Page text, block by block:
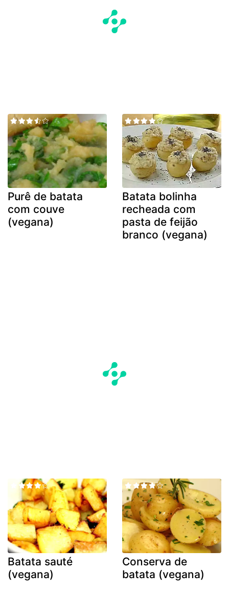
Purê de batata
com couve
(vegana)
Batata bolinha
recheada com
pasta de feijão
branco (vegana)
Batata sauté
(vegana)
Conserva de
batata (vegana)